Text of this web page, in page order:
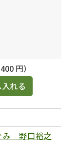
円）
れる
み 野口裕之